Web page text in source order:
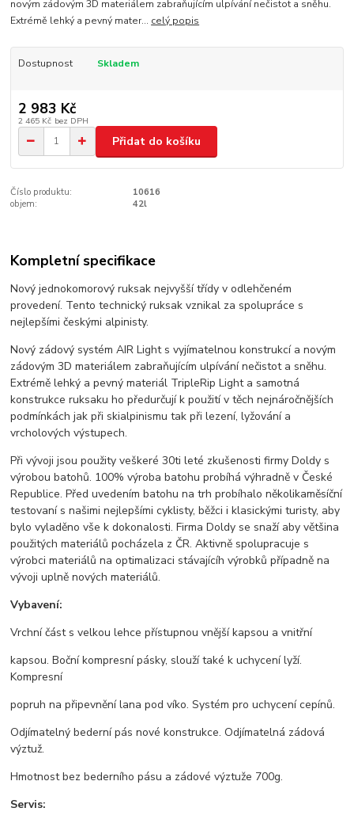
novým zádovým 3D materiálem zabraňujícím ulpívání nečistot a sněhu.
Extrémě lehký a pevný mater... celý popis
Dostupnost Skladem
2 983 Kč
2 465 Kč bez DPH
Přidat do košíku
Číslo produktu:
10616
objem:
42l
Kompletní specifikace
Nový jednokomorový ruksak nejvyšší třídy v odlehčeném
provedení. Tento technický ruksak vznikal za spolupráce s
nejlepšími českými alpinisty.
Nový zádový systém AIR Light s vyjímatelnou konstrukcí a novým
zádovým 3D materiálem zabraňujícím ulpívání nečistot a sněhu.
Extrémě lehký a pevný materiál TripleRip Light a samotná
konstrukce ruksaku ho předurčují k použití v těch nejnáročnějších
podmínkách jak při skialpinismu tak při lezení, lyžování a
vrcholových výstupech.
Při vývoji jsou použity veškeré 30ti leté zkušenosti firmy Doldy s
výrobou batohů. 100% výroba batohu probíhá výhradně v České
Republice. Před uvedením batohu na trh probíhalo několikaměsíční
testovaní s našimi nejlepšími cyklisty, běžci i klasickými turisty, aby
bylo vyladěno vše k dokonalosti. Firma Doldy se snaží aby většina
použitých materiálů pocházela z ČR. Aktivně spolupracuje s
výrobci materiálů na optimalizaci stávajícíh výrobků případně na
vývoji uplně nových materiálů.
Vybavení:
Vrchní část s velkou lehce přístupnou vnější kapsou a vnitřní
kapsou. Boční kompresní pásky, slouží také k uchycení lyží.
Kompresní
popruh na připevnění lana pod víko. Systém pro uchycení cepínů.
Odjímatelný bederní pás nové konstrukce. Odjímatelná zádová
výztuž.
Hmotnost bez bederního pásu a zádové výztuže 700g.
Servis: